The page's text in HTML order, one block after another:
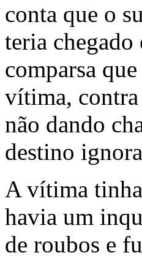
conta que o
teria
comparsa
vítima, contra
não dando
destino
A vítima tinha
havia um
de roubos e